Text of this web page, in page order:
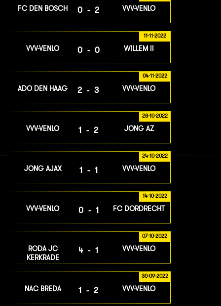
FC DEN BOSCH 0-2 VVV-VENLO
11-11-2022
VVV-VENLO 0-0 WILLEM II
04-11-2022
ADO DEN HAAG 2-3 VVV-VENLO
28-10-2022
VVV-VENLO 1-2 JONG AZ
24-10-2022
JONG AJAX 1-1 VVV-VENLO
14-10-2022
VVV-VENLO 0-1 FC DORDRECHT
07-10-2022
RODA JC
KERKRADE
4-1 VVV-VENLO
30-09-2022
NAC BREDA 1-2 VVV-VENLO